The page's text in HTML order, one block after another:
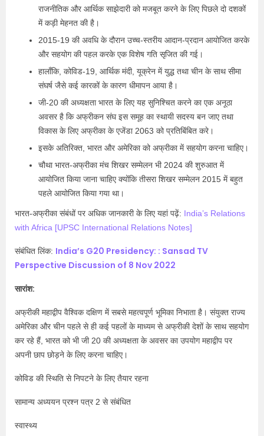
राजनीतिक और आर्थिक साझेदारी को मजबूत करने के लिए पिछले दो दशकों
में कड़ी मेहनत की है।
2015-19 की अवधि के दौरान उच्च-स्तरीय आदान-प्रदान आयोजित करके
और सहयोग की पहल करके एक विशेष गति सृजित की गई।
हालाँकि, कोविड-19, आर्थिक मंदी, यूक्रेन में युद्ध तथा चीन के साथ सीमा
संघर्ष जैसे कई कारकों के कारण धीमापन आया है।
जी-20 की अध्यक्षता भारत के लिए यह सुनिश्चित करने का एक अनूठा
अवसर है कि अफ्रीकन संघ इस समूह का स्थायी सदस्य बन जाए तथा
विकास के लिए अफ्रीका के एजेंडा 2063 को प्रतिबिंबित करे।
इसके अतिरिक्त, भारत और अमेरिका को अफ्रीका में सहयोग करना चाहिए।
चौथा भारत-अफ्रीका मंच शिखर सम्मेलन भी 2024 की शुरुआत में
आयोजित किया जाना चाहिए क्योंकि तीसरा शिखर सम्मेलन 2015 में बहुत
पहले आयोजित किया गया था।
भारत-अफ्रीका संबंधों पर अधिक जानकारी के लिए यहां पढ़ें: India’s Relations
with Africa [UPSC International Relations Notes]
संबंधित लिंक: India’s G20 Presidency: : Sansad TV
Perspective Discussion of 8 Nov 2022
सारांश:
अफ्रीकी महाद्वीप वैश्विक दक्षिण में सबसे महत्वपूर्ण भूमिका निभाता है। संयुक्त राज्य
अमेरिका और चीन पहले से ही कई पहलों के माध्यम से अफ्रीकी देशों के साथ सहयोग
कर रहे हैं, भारत को भी जी 20 की अध्यक्षता के अवसर का उपयोग महाद्वीप पर
अपनी छाप छोड़ने के लिए करना चाहिए।
कोविड की स्थिति से निपटने के लिए तैयार रहना
सामान्य अध्ययन प्रश्न पत्र 2 से संबंधित
स्वास्थ्य